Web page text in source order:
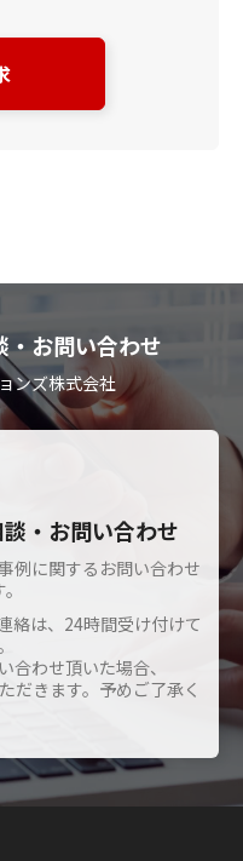
お問い合わせ
ンズ株式会社
・お問い合わせ
例に関するお問い合わせ
絡は、24時間受け付けて
合わせ頂いた場合、
だきます。予めご了承く